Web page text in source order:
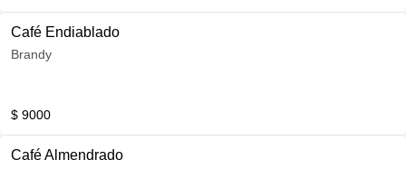
Café Endiablado
Brandy
$ 9000
Café Almendrado